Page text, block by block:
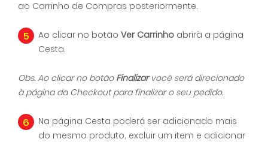
ao Carrinho de Compras posteriormente.
5 Ao clicar no botão Ver Carrinho abrirà a página
Cesta.
Obs. Ao clicar no botão Finalizarvocê será direcionado
à página da Checkout para finalizar o seu pedido.
6
Na página Cesta poderá ser adicionado mais
do mesmo produto, excluir um item e adicionar